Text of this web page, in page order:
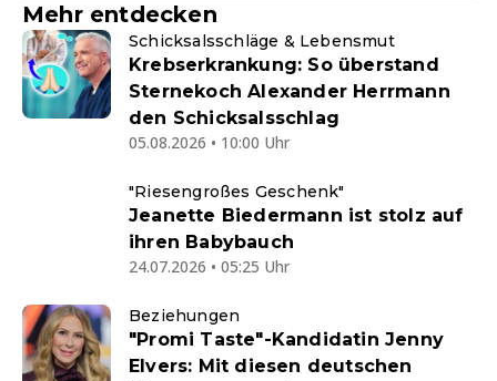
Mehr entdecken
Schicksalsschläge & Lebensmut
Krebserkrankung: So überstand
Sternekoch Alexander Herrmann
den Schicksalsschlag
05.08.2026 • 10:00 Uhr
"Riesengroßes Geschenk"
Jeanette Biedermann ist stolz auf
ihren Babybauch
24.07.2026 • 05:25 Uhr
Beziehungen
"Promi Taste"-Kandidatin Jenny
Elvers: Mit diesen deutschen